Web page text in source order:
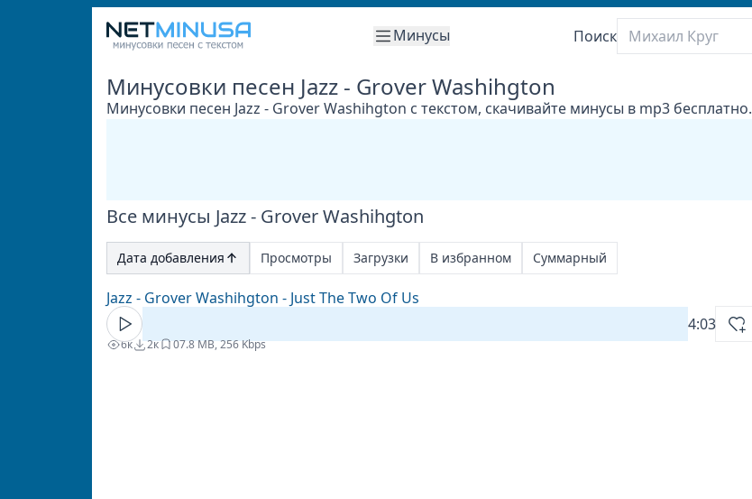
Минусы Поиск
Минусовки песен Jazz - Grover Washihgton
Минусовки песен Jazz - Grover Washihgton с текстом, скачивайте минусы в mp3 бесплатно.
Все минусы Jazz - Grover Washihgton
Дата добавления Просмотры Загрузки В избранном Суммарный
Jazz - Grover Washihgton - Just The Two Of Us
4:03
6к 2к 07.8 MB, 256 Kbps